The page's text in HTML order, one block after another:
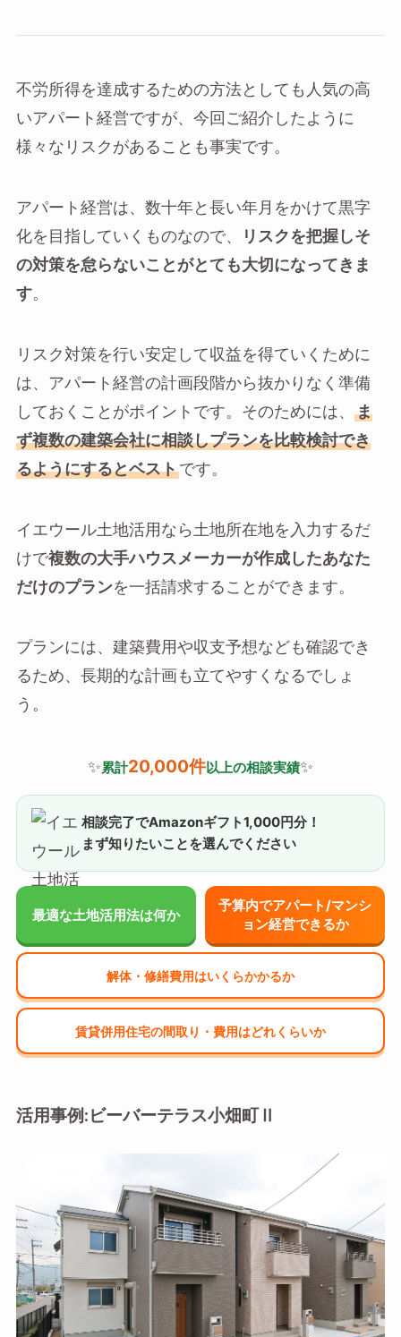
不労所得を達成するための方法としても人気の高
いアパート経営ですが、今回ご紹介したように
様々なリスクがあることも事実です。
アパート経営は、数十年と長い年月をかけて黒字
化を目指していくものなので、
リスクを把握しそ
の対策を怠らないことがとても大切になってきま
す。
リスク対策を行い安定して収益を得ていくために
は、アパート経営の計画段階から抜かりなく準備
しておくことがポイントです。そのためには、
ま
ず複数の建築会社に相談しプランを比較検討でき
るようにするとベストです。
イエウール土地活用なら土地所在地を入力するだ
けで複数の大手ハウスメーカーが作成したあなた
だけのプランを一括請求することができます。
プランには、建築費用や収支予想なども確認でき
るため、長期的な計画も立てやすくなるでしょ
う。
✨累計20,000件以上の相談実績✨
相談完了でAmazonギフト1,000円分！
まず知りたいことを選んでください
最適な土地活用法は何か
予算内でアパート/マンシ
ョン経営できるか
解体・修繕費用はいくらかかるか
賃貸併用住宅の間取り・費用はどれくらいか
活用事例:ビーバーテラス小畑町Ⅱ